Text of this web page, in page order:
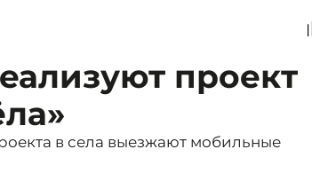
проект
в села выезжают мобильные